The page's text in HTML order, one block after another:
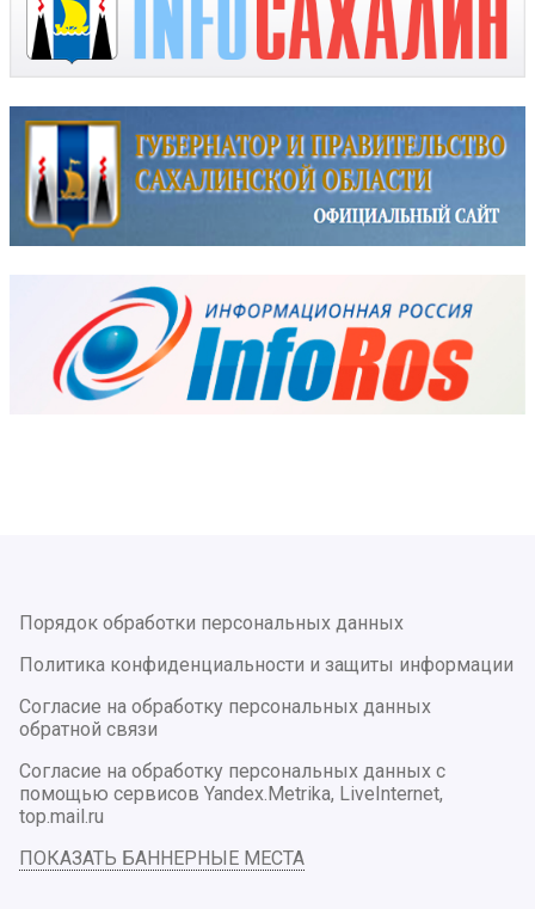
Порядок обработки персональных данных
Политика конфиденциальности и защиты информации
Согласие на обработку персональных данных
обратной связи
Согласие на обработку персональных данных с
помощью сервисов Yandex.Metrika, LiveInternet,
top.mail.ru
ПОКАЗАТЬ БАННЕРНЫЕ МЕСТА